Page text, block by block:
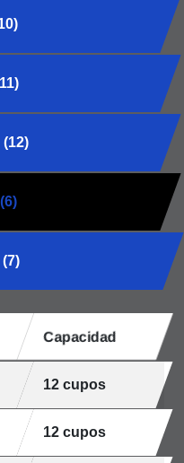
(12)
Capacidad
12 cupos
12 cupos